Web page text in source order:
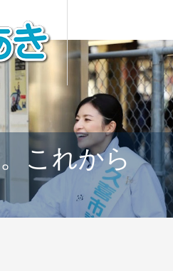
これから